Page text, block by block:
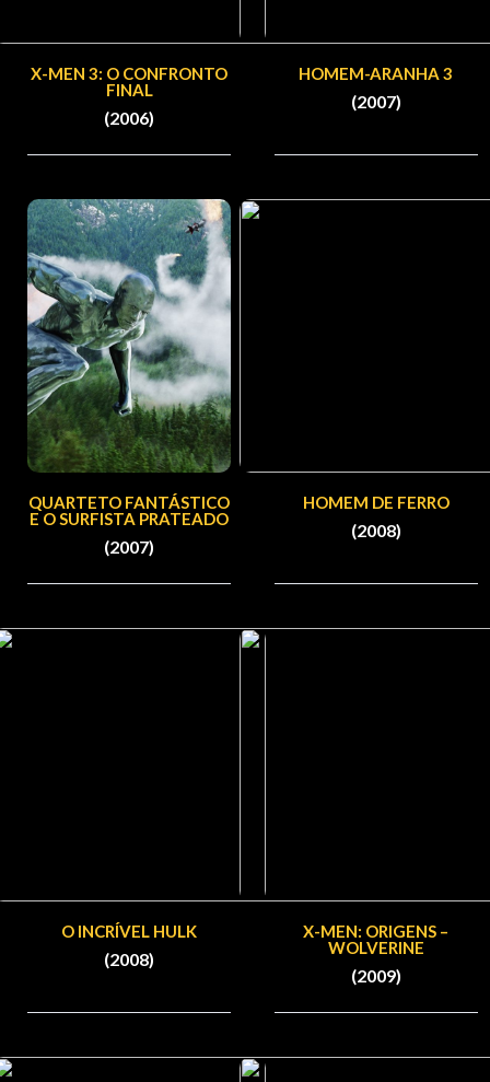
X-MEN 3: O CONFRONTO
FINAL
(2006)
HOMEM-ARANHA 3
(2007)
QUARTETO FANTÁSTICO
E O SURFISTA PRATEADO
(2007)
HOMEM DE FERRO
(2008)
O INCRÍVEL HULK
(2008)
X-MEN: ORIGENS –
WOLVERINE
(2009)